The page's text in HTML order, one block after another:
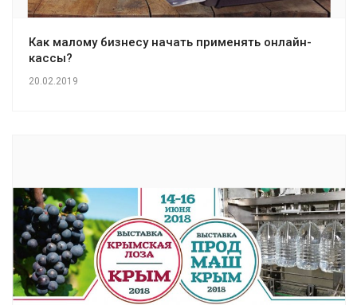
Как малому бизнесу начать применять онлайн-
кассы?
20.02.2019